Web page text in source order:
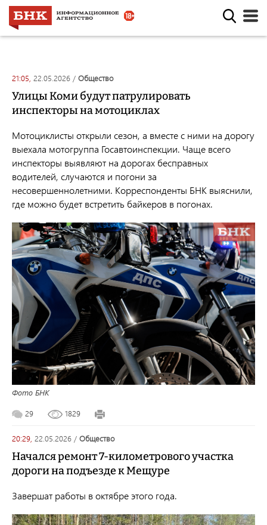
21:05, 22.05.2026 / общество
Улицы Коми будут патрулировать
инспекторы на мотоциклах
Мотоциклисты открыли сезон, а вместе с ними на дорогу
выехала мотогруппа Госавтоинспекции. Чаще всего
инспекторы выявляют на дорогах бесправных
водителей, случаются и погони за
несовершеннолетними. Корреспонденты БНК выяснили,
где можно будет встретить байкеров в погонах.
Фото БНК
29 1829
20:29, 22.05.2026 / общество
Начался ремонт 7-километрового участка
дороги на подъезде к Мещуре
Завершат работы в октябре этого года.